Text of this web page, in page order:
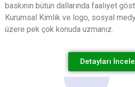
baskının bütün dallarında faaliyet
Kurumsal Kimlik ve logo, sosyal
üzere pek çok konuda uzmanız.
Detayları İncele